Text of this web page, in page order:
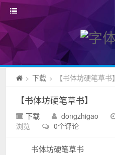
> 下载 > 【书体坊硬笔草书】
【书体坊硬笔草书】
下载 dongzhigao
浏览
0个评论
书体坊硬笔草书